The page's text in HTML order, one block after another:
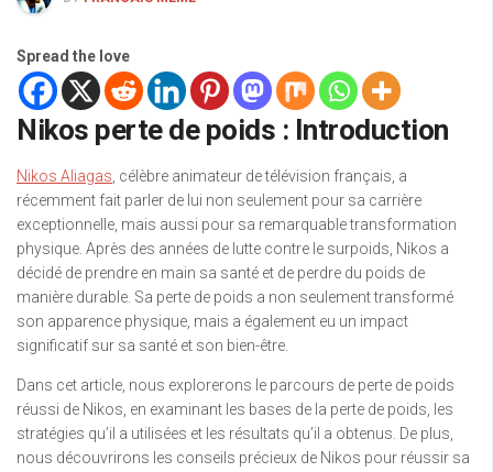
Spread the love
Nikos perte de poids : Introduction
Nikos Aliagas, célèbre animateur de télévision français, a
récemment fait parler de lui non seulement pour sa carrière
exceptionnelle, mais aussi pour sa remarquable transformation
physique. Après des années de lutte contre le surpoids, Nikos a
décidé de prendre en main sa santé et de perdre du poids de
manière durable. Sa perte de poids a non seulement transformé
son apparence physique, mais a également eu un impact
significatif sur sa santé et son bien-être.
Dans cet article, nous explorerons le parcours de perte de poids
réussi de Nikos, en examinant les bases de la perte de poids, les
stratégies qu’il a utilisées et les résultats qu’il a obtenus. De plus,
nous découvrirons les conseils précieux de Nikos pour réussir sa